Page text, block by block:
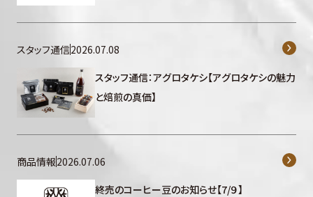
スタッフ通信2026.07.08
スタッフ通信：アグロタケシ【アグロタケシの魅力
と焙煎の真価】
商品情報2026.07.06
終売のコーヒー豆のお知らせ【7/９】